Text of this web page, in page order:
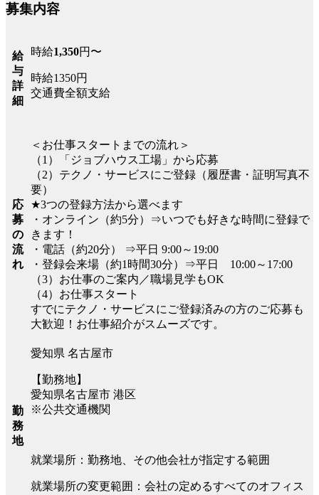
募集内容
給
与
詳
細
時給1,350円〜
時給1350円
交通費全額支給
応
募
の
流
れ
＜お仕事スタートまでの流れ＞
（1）「ジョブハウス工場」から応募
（2）テクノ・サービスにご登録（履歴書・証明写真不
要）
★3つの登録方法から選べます
・オンライン（約5分）⇒いつでも好きな時間に登録で
きます！
・電話（約20分） ⇒平日 9:00～19:00
・登録会来場（約1時間30分）⇒平日 10:00～17:00
（3）お仕事のご案内／職場見学もOK
（4）お仕事スタート
すでにテクノ・サービスにご登録済みの方のご応募も
大歓迎！お仕事紹介がスムーズです。
勤
務
地
愛知県 名古屋市
【勤務地】
愛知県名古屋市 港区
※公共交通機関
就業場所：勤務地、その他会社が指定する範囲
就業場所の変更範囲：会社の定めるすべてのオフィス